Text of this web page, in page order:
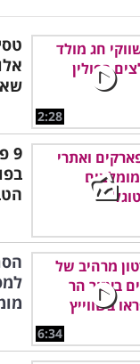
2:28
6:34